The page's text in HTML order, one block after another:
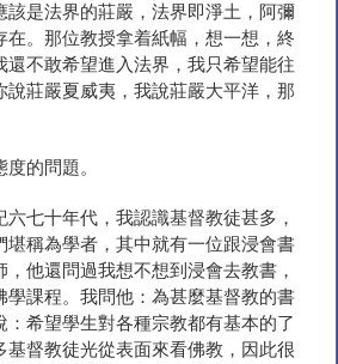
該是法界的莊嚴，法界即淨土，阿彌
在。那位教授拿着紙幅，想一想，終
還不敢希望進入法界，我只希望能往
說莊嚴夏威夷，我說莊嚴大平洋，那
的問題。
七十年代，我認識基督教徒甚多，
堪稱為學者，其中就有一位跟浸會書
他還問過我想不想到浸會去教書，
學課程。我問他：為甚麼基督教的書
：希望學生對各種宗教都有基本的了
基督教徒光從表面來看佛教，因此很